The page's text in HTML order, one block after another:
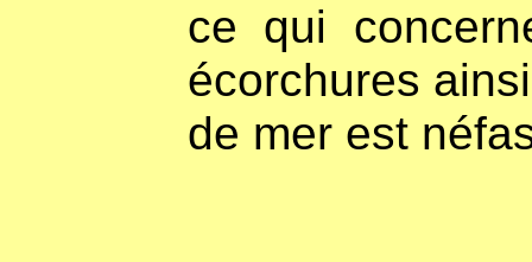
ce qui
écorchures
de mer est